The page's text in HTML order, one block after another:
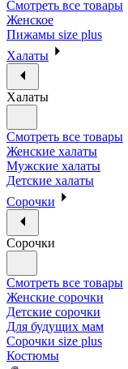
Смотреть все товары
Женское
Пижамы size plus
Халаты
Халаты
Смотреть все товары
Женские халаты
Мужские халаты
Детские халаты
Сорочки
Сорочки
Смотреть все товары
Женские сорочки
Детские сорочки
Для будущих мам
Сорочки size plus
Костюмы